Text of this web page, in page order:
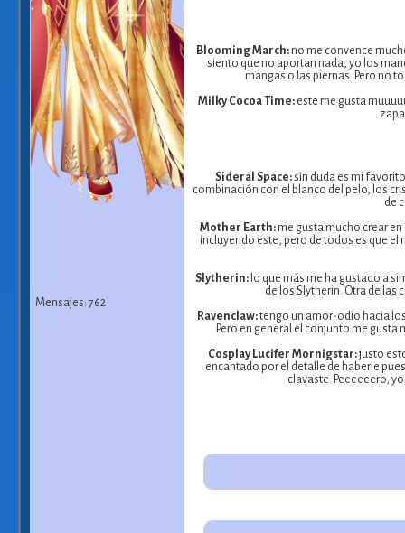
Mensajes: 762
Blooming March:no me convence
siento que no aportan nada, yo los
mangas o las piernas. Pero no
Milky Cocoa Time:este me gusta
Sideral Space:sin duda es mi
combinación con el blanco del pelo, los
de
Mother Earth: me gusta mucho crear
incluyendo este, pero de todos es que
Slytherin:lo que más me ha gustado a
de los Slytherin. Otra de las
Ravenclaw:tengo un amor-odio hacia
Pero en general el conjunto me
Cosplay Lucifer Mornigstar:justo
encantado por el detalle de haberle
clavaste. Peeeeeero,